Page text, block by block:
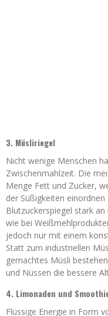
3. Müsliriegel
Nicht wenige Menschen
Zwischenmahlzeit. Die
Menge Fett und Zucker,
der Süßigkeiten
Blutzuckerspiegel stark
wie bei
jedoch nur mit einem
Statt zum industriellen
gemachtes Müsli
und Nüssen die bessere
4. Limonaden und
Flüssige Energie in Form